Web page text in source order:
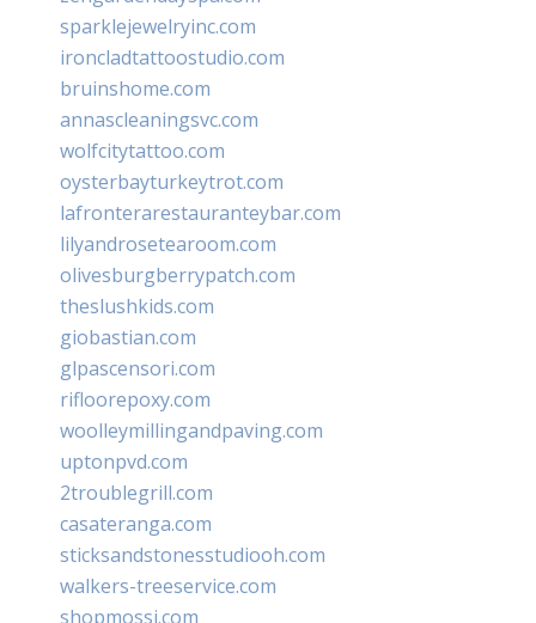
sparklejewelryinc.com
ironcladtattoostudio.com
bruinshome.com
annascleaningsvc.com
wolfcitytattoo.com
oysterbayturkeytrot.com
lafronterarestauranteybar.com
lilyandrosetearoom.com
olivesburgberrypatch.com
theslushkids.com
giobastian.com
glpascensori.com
rifloorepoxy.com
woolleymillingandpaving.com
uptonpvd.com
2troublegrill.com
casateranga.com
sticksandstonesstudiooh.com
walkers-treeservice.com
shopmossi.com